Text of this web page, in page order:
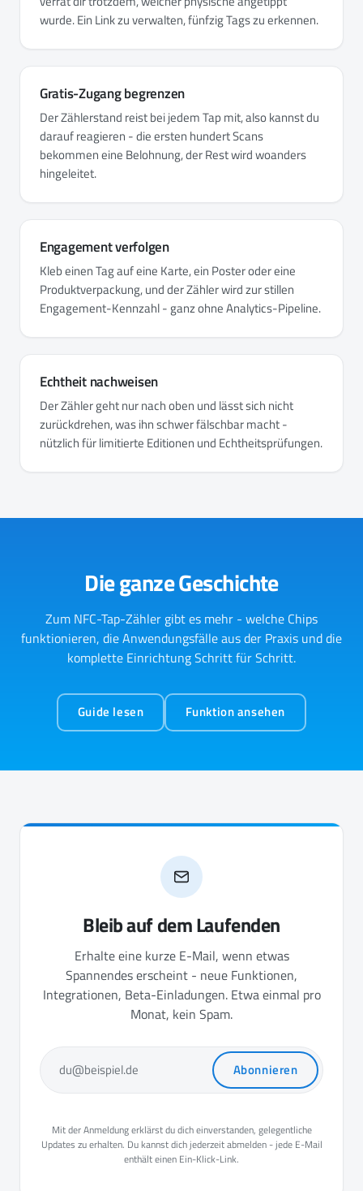
wurde. Ein Link zu verwalten, fünfzig Tags zu erkennen.
Gratis-Zugang begrenzen
Der Zählerstand reist bei jedem Tap mit, also kannst du
darauf reagieren - die ersten hundert Scans
bekommen eine Belohnung, der Rest wird woanders
hingeleitet.
Engagement verfolgen
Kleb einen Tag auf eine Karte, ein Poster oder eine
Produktverpackung, und der Zähler wird zur stillen
Engagement-Kennzahl - ganz ohne Analytics-Pipeline.
Echtheit nachweisen
Der Zähler geht nur nach oben und lässt sich nicht
zurückdrehen, was ihn schwer fälschbar macht -
nützlich für limitierte Editionen und Echtheitsprüfungen.
Die ganze Geschichte
Zum NFC-Tap-Zähler gibt es mehr - welche Chips
funktionieren, die Anwendungsfälle aus der Praxis und die
komplette Einrichtung Schritt für Schritt.
Guide lesen Funktion ansehen
Bleib auf dem Laufenden
Erhalte eine kurze E-Mail, wenn etwas
Spannendes erscheint - neue Funktionen,
Integrationen, Beta-Einladungen. Etwa einmal pro
Monat, kein Spam.
du@beispiel.de Abonnieren
Mit der Anmeldung erklärst du dich einverstanden, gelegentliche
Updates zu erhalten. Du kannst dich jederzeit abmelden - jede E-Mail
enthält einen Ein-Klick-Link.